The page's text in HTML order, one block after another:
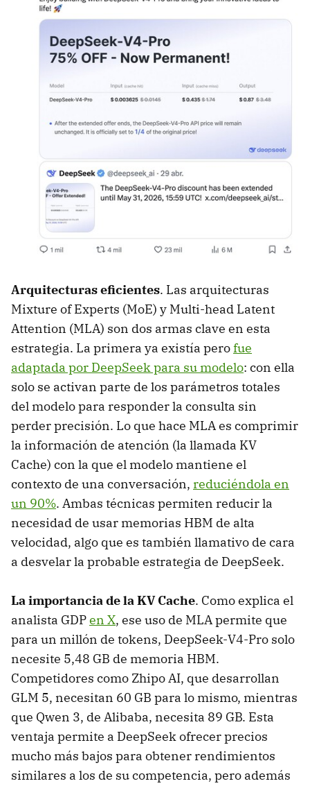
Arquitecturas eficientes. Las arquitecturas
Mixture of Experts (MoE) y Multi-head Latent
Attention (MLA) son dos armas clave en esta
estrategia. La primera ya existía perofue
adaptada por DeepSeek para su modelo: con ella
solo se activan parte de los parámetros totales
del modelo para responder la consulta sin
perder precisión. Lo que hace MLA es comprimir
la información de atención (la llamada KV
Cache) con la que el modelo mantiene el
contexto de una conversación, reduciéndola en
un 90%. Ambas técnicas permiten reducir la
necesidad de usar memorias HBM de alta
velocidad, algo que es también llamativo de cara
a desvelar la probable estrategia de DeepSeek.
La importancia de la KV Cache. Como explica el
analista GDPen X, ese uso de MLA permite que
para un millón de tokens, DeepSeek-V4-Pro solo
necesite 5,48 GB de memoria HBM.
Competidores como Zhipo AI, que desarrollan
GLM 5, necesitan 60 GB para lo mismo, mientras
que Qwen 3, de Alibaba, necesita 89 GB. Esta
ventaja permite a DeepSeek ofrecer precios
mucho más bajos para obtener rendimientos
similares a los de su competencia, pero además